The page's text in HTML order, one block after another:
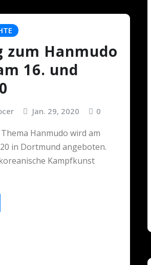
zum Hanmudo
16. und
Jan. 29, 2020 0
Hanmudo wird am
in Dortmund angeboten.
Kampfkunst